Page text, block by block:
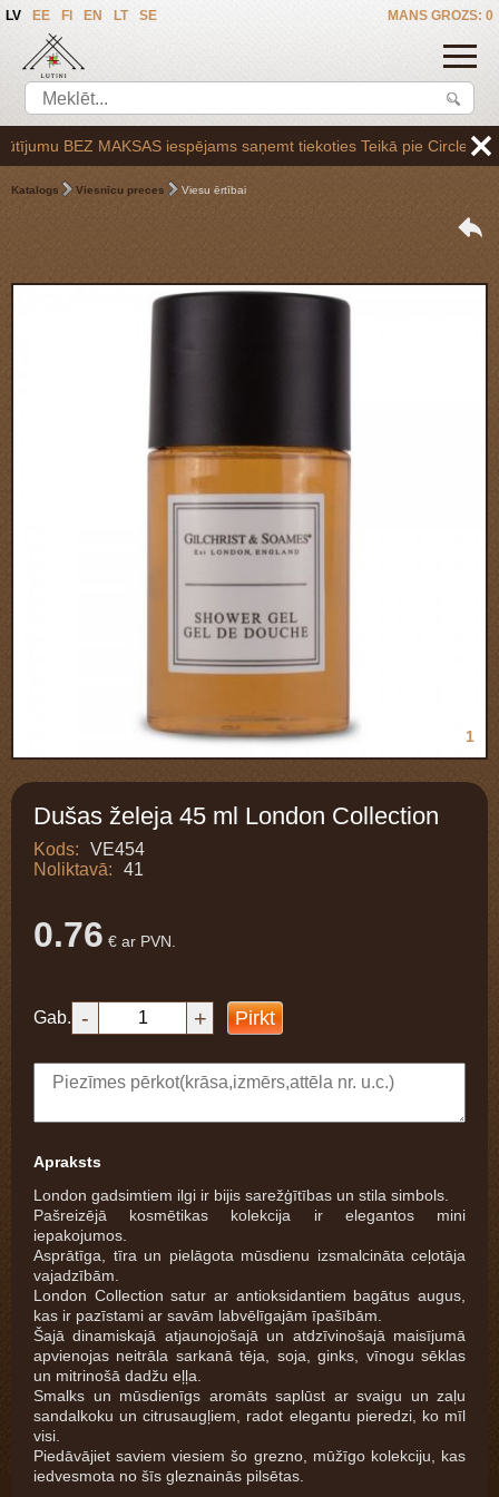
MANS GROZS: 0
LV EE FI EN LT SE
BEZ MAKSAS iespējams saņemt tiekoties Teikā pie Circle K
Katalogs Viesnīcu preces Viesu ērtībai
1
Dušas želeja 45 ml London Collection
Kods:
VE454
Noliktavā:
41
0.76 € ar PVN.
Gab. - + Pirkt
Apraksts
London gadsimtiem ilgi ir bijis sarežģītības un stila simbols.
Pašreizējā kosmētikas kolekcija ir elegantos mini
iepakojumos.
Asprātīga, tīra un pielāgota mūsdienu izsmalcināta ceļotāja
vajadzībām.
London Collection satur ar antioksidantiem bagātus augus,
kas ir pazīstami ar savām labvēlīgajām īpašībām.
Šajā dinamiskajā atjaunojošajā un atdzīvinošajā maisījumā
apvienojas neitrāla sarkanā tēja, soja, ginks, vīnogu sēklas
un mitrinošā dadžu eļļa.
Smalks un mūsdienīgs aromāts saplūst ar svaigu un zaļu
sandalkoku un citrusaugļiem, radot elegantu pieredzi, ko mīl
visi.
Piedāvājiet saviem viesiem šo grezno, mūžīgo kolekciju, kas
iedvesmota no šīs gleznainās pilsētas.